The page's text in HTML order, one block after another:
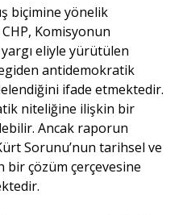
Haber
Analiz
biçimine yönelik
Komisyonun
eliyle yürütülen
antidemokratik
ifade etmektedir.
niteliğine ilişkin bir
Ancak raporun
Sorunu’nun tarihsel ve
çözüm çerçevesine